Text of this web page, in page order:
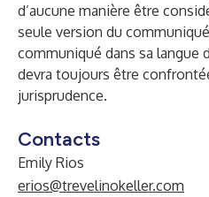
d’aucune manière être
seule version du
communiqué dans sa langue
devra toujours être
jurisprudence.
Contacts
Emily Rios
erios@trevelinokeller.com